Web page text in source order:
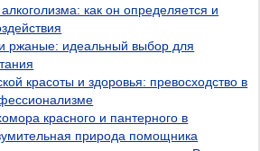
как он определяется и
ржаные: идеальный выбор для
красоты и здоровья: превосходство в
красного и пантерного в
природа помощника